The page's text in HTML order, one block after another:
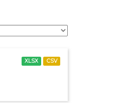
XLSX CSV